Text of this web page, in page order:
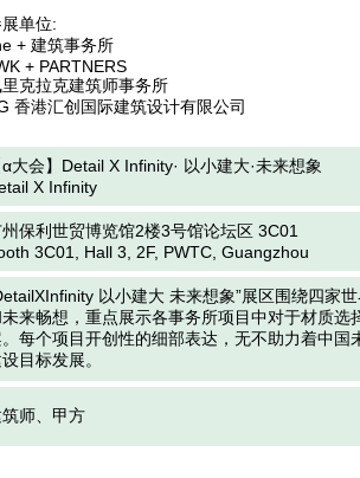
单位:
+ 建筑事务所
+ PARTNERS
克拉克建筑师事务所
香港汇创国际建筑设计有限公司
α大会】Detail X Infinity· 以小建大·未来想象
X Infinity
州保利世贸博览馆2楼3号馆论坛区 3C01
3C01, Hall 3, 2F, PWTC, Guangzhou
以小建大 未来想象”展区围绕四家
来畅想，重点展示各事务所项目中对于材质
每个项目开创性的细部表达，无不助力着中国
目标发展。
师、甲方